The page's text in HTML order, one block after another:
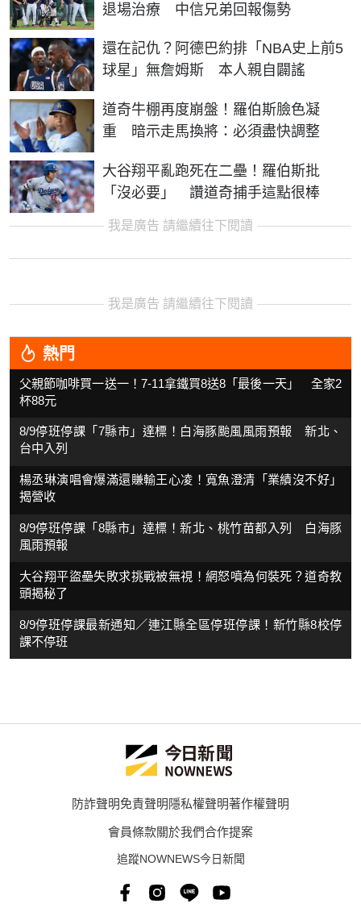
退場治療 中信兄弟回報傷勢
還在記仇？阿德巴約排「NBA史上前5
球星」無詹姆斯 本人親自闢謠
道奇牛棚再度崩盤！羅伯斯臉色凝
重 暗示走馬換將：必須盡快調整
大谷翔平亂跑死在二壘！羅伯斯批
「沒必要」 讚道奇捕手這點很棒
我是廣告 請繼續往下閱讀
我是廣告 請繼續往下閱讀
熱門
父親節咖啡買一送一！7-11拿鐵買8送8「最後一天」 全家2
杯88元
8/9停班停課「7縣市」達標！白海豚颱風風雨預報 新北、
台中入列
楊丞琳演唱會爆滿還賺輸王心凌！寬魚澄清「業績沒不好」
揭營收
8/9停班停課「8縣市」達標！新北、桃竹苗都入列 白海豚
風雨預報
大谷翔平盜壘失敗求挑戰被無視！網怒噴為何裝死？道奇教
頭揭秘了
8/9停班停課最新通知／連江縣全區停班停課！新竹縣8校停
課不停班
防詐聲明免責聲明隱私權聲明著作權聲明
會員條款關於我們合作提案
追蹤NOWNEWS今日新聞